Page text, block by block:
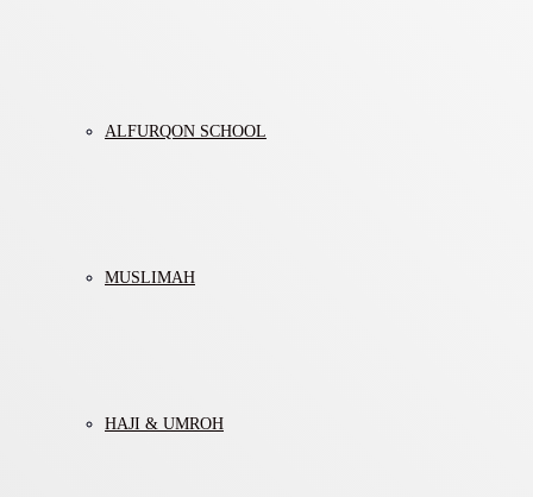
ALFURQON SCHOOL
MUSLIMAH
HAJI & UMROH